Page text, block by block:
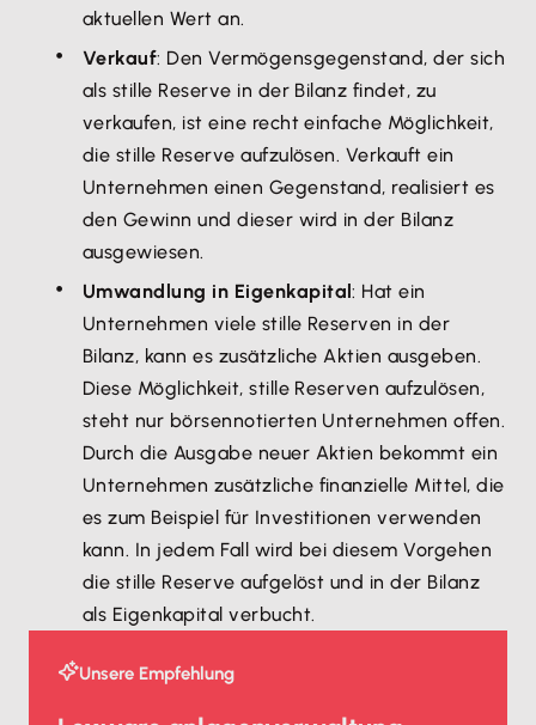
aktuellen Wert an.
Verkauf: Den Vermögensgegenstand, der sich
als stille Reserve in der Bilanz findet, zu
verkaufen, ist eine recht einfache Möglichkeit,
die stille Reserve aufzulösen. Verkauft ein
Unternehmen einen Gegenstand, realisiert es
den Gewinn und dieser wird in der Bilanz
ausgewiesen.
Umwandlung in Eigenkapital: Hat ein
Unternehmen viele stille Reserven in der
Bilanz, kann es zusätzliche Aktien ausgeben.
Diese Möglichkeit, stille Reserven aufzulösen,
steht nur börsennotierten Unternehmen offen.
Durch die Ausgabe neuer Aktien bekommt ein
Unternehmen zusätzliche finanzielle Mittel, die
es zum Beispiel für Investitionen verwenden
kann. In jedem Fall wird bei diesem Vorgehen
die stille Reserve aufgelöst und in der Bilanz
als Eigenkapital verbucht.
Unsere Empfehlung